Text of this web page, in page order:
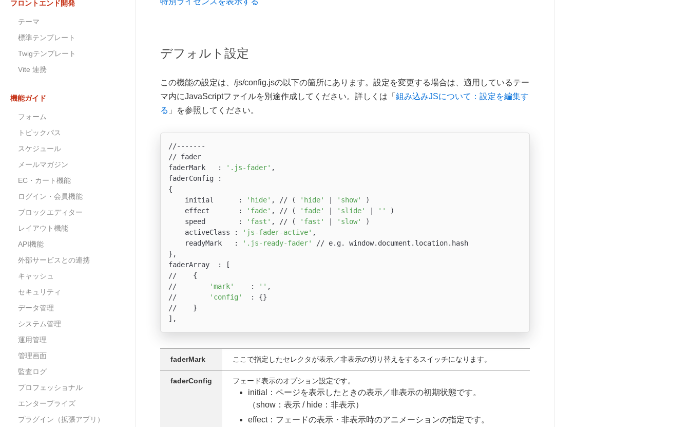
デフォルト設定
この機能の設定は、/js/config.jsの以下の箇所にあります。設定を変更する場合は、適用しているテー
マ内にJavaScriptファイルを別途作成してください。詳しくは「 組み込みJSについて：設定を編集す
る 」を参照してください。
//-------
// fader
faderMark   :
'.js-fader' ,
faderConfig :
{
    initial      :
'hide' , // ( 'hide' 'show'
)
    effect       :
'fade' , // ( 'fade' 'slide' ''
)
    speed        :
'fast' , // ( 'fast' 'slow'
)
    activeClass :
'js-fader-active' ,
    readyMark   :
'.js-ready-fader'
// e.g. window.document.location.hash
},
faderArray  : [
//    {
//
'mark'
    :
'' ,
//
'config'
  : {}
//    }
faderMark ここで指定したセレクタが表示／非表示の切り替えをするスイッチになります。
faderConfig フェード表示のオプション設定です。
initial：ページを表示したときの表示／非表示の初期状態です。
（show：表示 / hide：非表示）
effect：フェードの表示・非表示時のアニメーションの指定です。
フロントエンド開発
テーマ
標準テンプレート
Twigテンプレート
Vite 連携
機能ガイド
フォーム
トピックパス
スケジュール
メールマガジン
EC・カート機能
ログイン・会員機能
ブロックエディター
レイアウト機能
API機能
外部サービスとの連携
キャッシュ
セキュリティ
データ管理
システム管理
運用管理
管理画面
監査ログ
プロフェッショナル
エンタープライズ
プラグイン（拡張アプリ）